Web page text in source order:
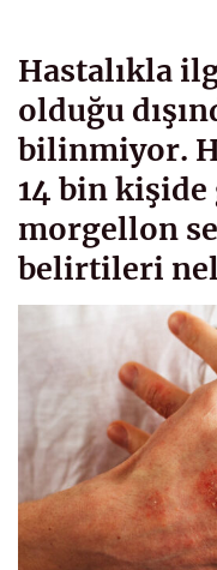
Hastalıkla
olduğu
bilinmiyor.
14 bin
morgellon
belirtileri